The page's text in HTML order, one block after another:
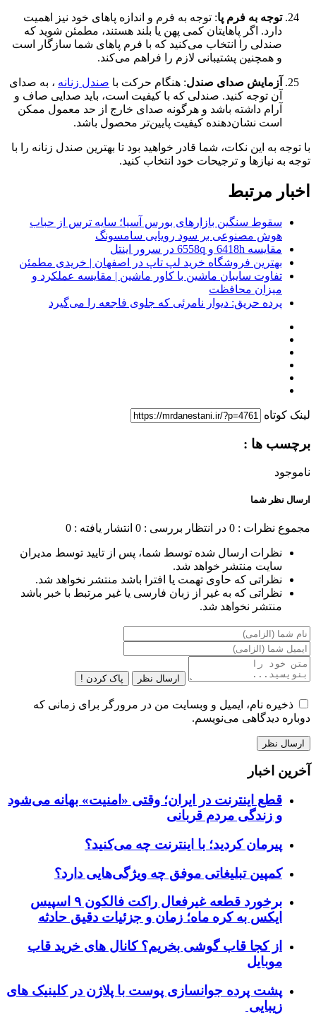
توجه به فرم پا: توجه به فرم و اندازه پاهای خود نیز اهمیت
دارد. اگر پاهایتان کمی پهن یا بلند هستند، مطمئن شوید که
صندلی را انتخاب می‌کنید که با فرم پاهای شما سازگار است
و همچنین پشتیبانی لازم را فراهم می‌کند.
آزمایش صدای صندل: هنگام حرکت با صندل زنانه ، به صدای
آن توجه کنید. صندلی که با کیفیت است، باید صدایی صاف و
آرام داشته باشد و هرگونه صدای خارج از حد معمول ممکن
است نشان‌دهنده کیفیت پایین‌تر محصول باشد.
با توجه به این نکات، شما قادر خواهید بود تا بهترین صندل زنانه را با
توجه به نیازها و ترجیحات خود انتخاب کنید.
اخبار مرتبط
سقوط سنگین بازارهای بورس آسیا؛ سایه ترس از حباب
هوش مصنوعی بر سود رویایی سامسونگ
مقایسه 6418h و 6558q در سرور اینتل
بهترین فروشگاه خرید لپ تاپ در اصفهان | خریدی مطمئن
تفاوت سایبان ماشین با کاور ماشین | مقایسه عملکرد و
میزان محافظت
پرده حریق: دیوار نامرئی که جلوی فاجعه را می‌گیرد
لینک کوتاه
برچسب ها :
ناموجود
ارسال نظر شما
مجموع نظرات : 0 در انتظار بررسی : 0 انتشار یافته : 0
نظرات ارسال شده توسط شما، پس از تایید توسط مدیران
سایت منتشر خواهد شد.
نظراتی که حاوی تهمت یا افترا باشد منتشر نخواهد شد.
نظراتی که به غیر از زبان فارسی یا غیر مرتبط با خبر باشد
منتشر نخواهد شد.
ارسال نظر پاک کردن !
ذخیره نام، ایمیل و وبسایت من در مرورگر برای زمانی که
دوباره دیدگاهی می‌نویسم.
آخرین اخبار
قطع اینترنت در ایران؛ وقتی «امنیت» بهانه می‌شود
و زندگی مردم قربانی
پیرمان کردید؛ با اینترنت چه می‌کنید؟
کمپین تبلیغاتی موفق چه ویژگی‌هایی دارد؟
برخورد قطعه غیرفعال راکت فالکون ۹ اسپیس
ایکس به کره ماه؛ زمان و جزئیات دقیق حادثه
از کجا قاب گوشی بخریم؟ کانال های خرید قاب
موبایل
پشت پرده جوانسازی پوست با پلاژن در کلینیک های
زیبایی